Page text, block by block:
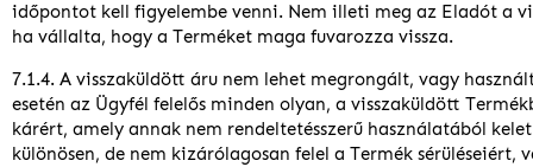
időpontot kell figyelembe venni. Nem illeti meg az Eladót a
ha vállalta, hogy a Terméket maga fuvarozza vissza.
7.1.4. A visszaküldött áru nem lehet megrongált, vagy
esetén az Ügyfél felelős minden olyan, a visszaküldött
kárért, amely annak nem rendeltetésszerű használatából
különösen, de nem kizárólagosan felel a Termék sérüléseiért,